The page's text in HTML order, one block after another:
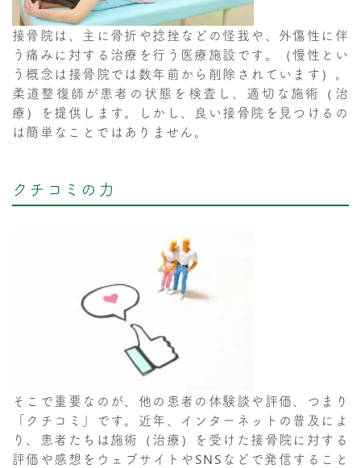
接骨院は、主に骨折や捻挫などの怪我や、外傷性に伴
う痛みに対する治療を行う医療施設です。（慢性とい
う概念は接骨院では数年前から削除されています）。
柔道整復師が患者の状態を検査し、適切な施術（治
療）を提供します。しかし、良い接骨院を見つけるの
は簡単なことではありません。
クチコミの力
そこで重要なのが、他の患者の体験談や評価、つまり
「クチコミ」です。近年、インターネットの普及によ
り、患者たちは施術（治療）を受けた接骨院に対する
評価や感想をウェブサイトやSNSなどで発信すること